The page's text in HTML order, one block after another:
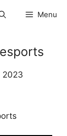
Menu
2023